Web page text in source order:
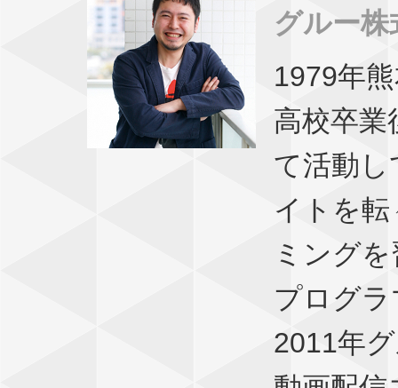
グルー株
1979年
高校卒
て活動
イトを
ミング
プログ
2011年